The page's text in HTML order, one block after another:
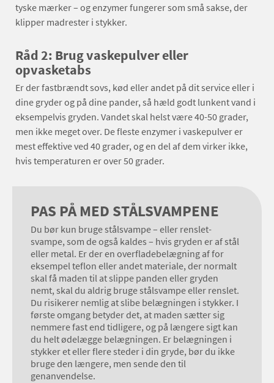
tyske mærker – og enzymer fungerer som små sakse, der
klipper madrester i stykker.
Råd 2: Brug vaskepulver eller
opvasketabs
Er der fastbrændt sovs, kød eller andet på dit service eller i
dine gryder og på dine pander, så hæld godt lunkent vand i
eksempelvis gryden. Vandet skal helst være 40-50 grader,
men ikke meget over. De fleste enzymer i vaskepulver er
mest effektive ved 40 grader, og en del af dem virker ikke,
hvis temperaturen er over 50 grader.
PAS PÅ MED STÅLSVAMPENE
Du bør kun bruge stålsvampe – eller renslet-
svampe, som de også kaldes – hvis gryden er af stål
eller metal. Er der en overfladebelægning af for
eksempel teflon eller andet materiale, der normalt
skal få maden til at slippe panden eller gryden
nemt, skal du aldrig bruge stålsvampe eller renslet.
Du risikerer nemlig at slibe belægningen i stykker. I
første omgang betyder det, at maden sætter sig
nemmere fast end tidligere, og på længere sigt kan
du helt ødelægge belægningen. Er belægningen i
stykker et eller flere steder i din gryde, bør du ikke
bruge den længere, men sende den til
genanvendelse.